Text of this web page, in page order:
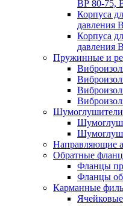
ВР 80-75,
Корпуса
давления
Корпуса
давления
Пружинные и
Шумоглушители
Направляющие
Обратные
Фланцы
Фланцы
Карманные